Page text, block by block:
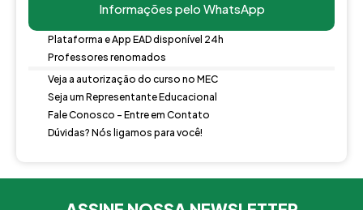
Informações pelo WhatsApp
Plataforma e App EAD disponível 24h
Professores renomados
Veja a autorização do curso no MEC
Seja um Representante Educacional
Fale Conosco - Entre em Contato
Dúvidas? Nós ligamos para você!